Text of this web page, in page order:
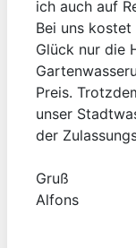
ich auch auf
Bei uns kostet
Glück nur die
Preis.
unser
der
Gruß
Alfons